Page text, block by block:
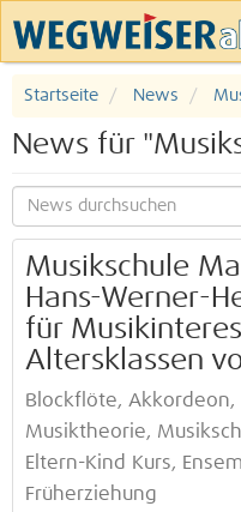
Startseite News
News für
Musikschule
Hans-Werner-
für
Altersklassen
Blockflöte,
Musiktheorie,
Eltern-Kind Kurs,
Früherziehung